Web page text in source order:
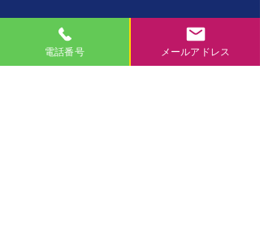
電話番号 メールアドレス